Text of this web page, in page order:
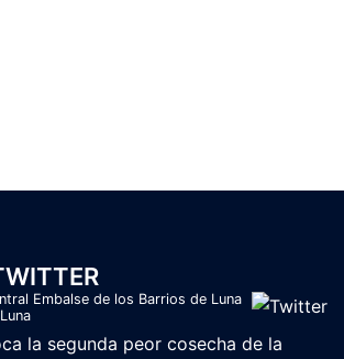
Embalse de los Barrios de Luna
la segunda peor cosecha de la